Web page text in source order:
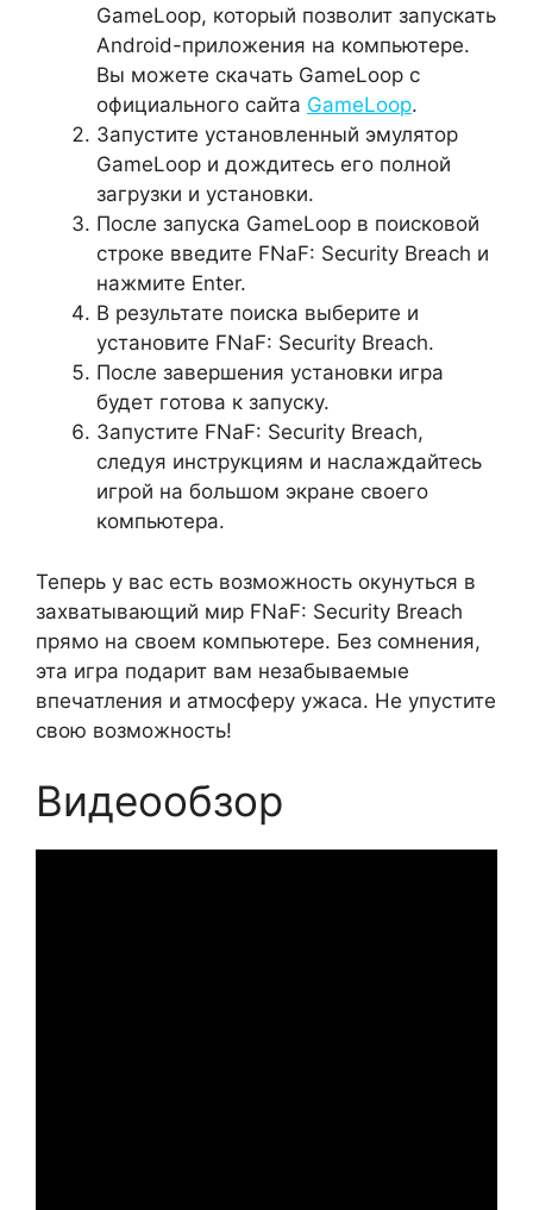
GameLoop, который позволит запускать
Android-приложения на компьютере.
Вы можете скачать GameLoop с
официального сайта GameLoop.
Запустите установленный эмулятор
GameLoop и дождитесь его полной
загрузки и установки.
После запуска GameLoop в поисковой
строке введите FNaF: Security Breach и
нажмите Enter.
В результате поиска выберите и
установите FNaF: Security Breach.
После завершения установки игра
будет готова к запуску.
Запустите FNaF: Security Breach,
следуя инструкциям и наслаждайтесь
игрой на большом экране своего
компьютера.
Теперь у вас есть возможность окунуться в
захватывающий мир FNaF: Security Breach
прямо на своем компьютере. Без сомнения,
эта игра подарит вам незабываемые
впечатления и атмосферу ужаса. Не упустите
свою возможность!
Видеообзор